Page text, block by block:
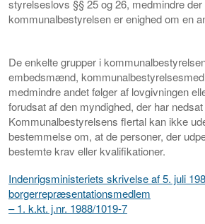
styrelseslovs §§ 25 og 26, medmindre der
kommunalbestyrelsen er enighed om en
De enkelte grupper i
embedsmænd,
medmindre andet følger af lovgivningen
forudsat af den myndighed, der har
Kommunalbestyrelsens flertal kan ikke
bestemmelse om, at de personer, der
bestemte krav eller kvalifikationer.
Indenrigsministeriets skrivelse af 5. juli
borgerrepræsentationsmedlem
– 1. k.kt. j.nr. 1988/1019-7